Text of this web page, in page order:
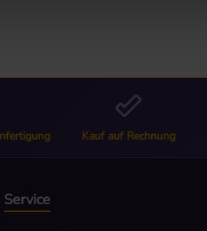
Kauf auf Rechnung
Service